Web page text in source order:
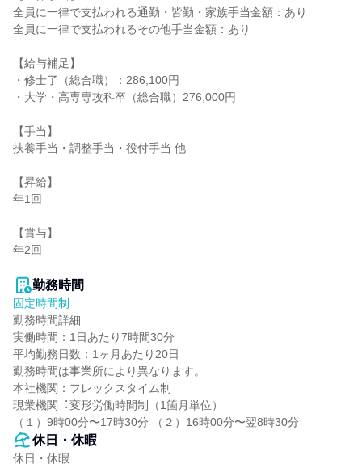
全員に一律で支払われる通勤・皆勤・家族手当金額：あり
全員に一律で支払われるその他手当金額：あり
【給与補足】
・修士了（総合職）：286,100円
・大学・高専専攻科卒（総合職）276,000円
【手当】
扶養手当・調整手当・役付手当 他
【昇給】
年1回
【賞与】
年2回
勤務時間
固定時間制
勤務時間詳細
実働時間：1日あたり7時間30分
平均勤務日数：1ヶ月あたり20日
勤務時間は事業所により異なります。
本社機関：フレックスタイム制
現業機関︓変形労働時間制（1箇⽉単位）
（１）9時00分〜17時30分 （２）16時00分〜翌8時30分
休日・休暇
休日・休暇